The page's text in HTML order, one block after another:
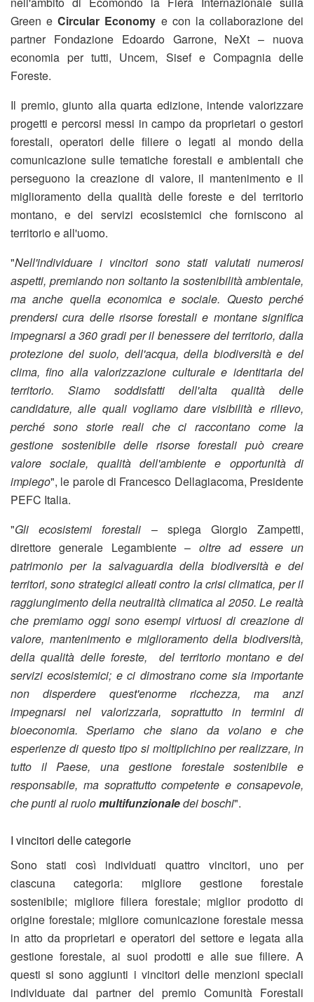
Green eCircular Economy e con la collaborazione dei
partner Fondazione Edoardo Garrone, NeXt – nuova
economia per tutti, Uncem, Sisef e Compagnia delle
Foreste.
Il premio, giunto alla quarta edizione, intende valorizzare
progetti e percorsi messi in campo da proprietari o gestori
forestali, operatori delle filiere o legati al mondo della
comunicazione sulle tematiche forestali e ambientali che
perseguono la creazione di valore, il mantenimento e il
miglioramento della qualità delle foreste e del territorio
montano, e dei servizi ecosistemici che forniscono al
territorio e all'uomo.
"Nell'individuare i vincitori sono stati valutati numerosi
aspetti, premiando non soltanto la sostenibilità ambientale,
ma anche quella economica e sociale. Questo perché
prendersi cura delle risorse forestali e montane significa
impegnarsi a 360 gradi per il benessere del territorio, dalla
protezione del suolo, dell'acqua, della biodiversità e del
clima, fino alla valorizzazione culturale e identitaria del
territorio. Siamo soddisfatti dell'alta qualità delle
candidature, alle quali vogliamo dare visibilità e rilievo,
perché sono storie reali che ci raccontano come la
gestione sostenibile delle risorse forestali può creare
valore sociale, qualità dell'ambiente e opportunità di
impiego", le parole di Francesco Dellagiacoma, Presidente
PEFC Italia.
"Gli ecosistemi forestali – spiega Giorgio Zampetti,
direttore generale Legambiente – oltre ad essere un
patrimonio per la salvaguardia della biodiversità e dei
territori, sono strategici alleati contro la crisi climatica, per il
raggiungimento della neutralità climatica al 2050. Le realtà
che premiamo oggi sono esempi virtuosi di creazione di
valore, mantenimento e miglioramento della biodiversità,
della qualità delle foreste, del territorio montano e dei
servizi ecosistemici; e ci dimostrano come sia importante
non disperdere quest'enorme ricchezza, ma anzi
impegnarsi nel valorizzarla, soprattutto in termini di
bioeconomia. Speriamo che siano da volano e che
esperienze di questo tipo si moltiplichino per realizzare, in
tutto il Paese, una gestione forestale sostenibile e
responsabile, ma soprattutto competente e consapevole,
che punti al ruolomultifunzionaledei boschi".
I vincitori delle categorie
Sono stati così individuati quattro vincitori, uno per
ciascuna categoria: migliore gestione forestale
sostenibile; migliore filiera forestale; miglior prodotto di
origine forestale; migliore comunicazione forestale messa
in atto da proprietari e operatori del settore e legata alla
gestione forestale, ai suoi prodotti e alle sue filiere. A
questi si sono aggiunti i vincitori delle menzioni speciali
individuate dai partner del premio Comunità Forestali